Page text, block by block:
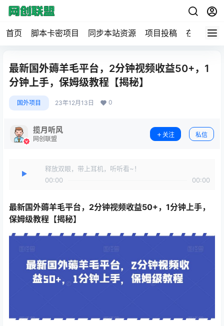
首页 脚本卡密项目 同步本站资源 项目投稿 在线工具
最新国外薅羊毛平台，2分钟视频收益50+，1
分钟上手，保姆级教程【揭秘】
国外项目 23年12月13日 0
揽月听风
网创联盟
关注 私信
释放双眼，带上耳机，听听看~！
00:00
00:00
最新国外薅羊毛平台 ，2分钟视频收益50+，1分钟上手，
保姆级教程【揭秘】